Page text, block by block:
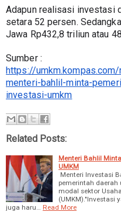
Adapun realisasi investasi
setara 52 persen.
Jawa Rp432,8 triliun atau
https://
menteri-bahlil-minta-
investasi-umkm
Related Posts:
Menteri Bahlil
UMKM
Menteri Investasi
pemerintah
modal sektor
(UMKM)."Investasi
juga haru… Read More